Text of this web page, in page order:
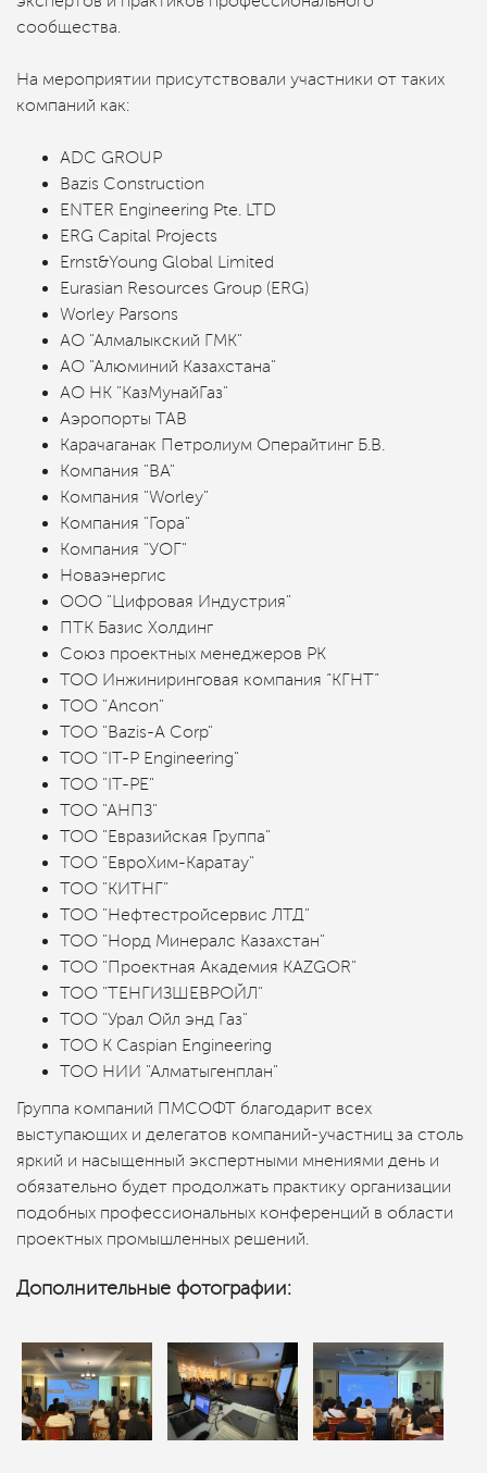
сообщества.
На мероприятии присутствовали участники от таких
компаний как:
ADC GROUP
Bazis Construction
ENTER Engineering Pte. LTD
ERG Capital Projects
Ernst&Young Global Limited
Eurasian Resources Group (ERG)
Worley Parsons
АО "Алмалыкский ГМК"
АО "Алюминий Казахстана"
АО НК "КазМунайГаз"
Аэропорты ТАВ
Карачаганак Петролиум Операйтинг Б.В.
Компания "BA"
Компания "Worley"
Компания "Гора"
Компания "УОГ"
Новаэнергис
ООО "Цифровая Индустрия"
ПТК Базис Холдинг
Союз проектных менеджеров РК
ТОО Инжиниринговая компания “КГНТ”
ТОО "Ancon"
ТОО "Bazis-A Corp"
ТОО "IT-P Engineering"
ТОО "IT-PE"
ТОО "АНПЗ"
ТОО "Евразийская Группа"
ТОО "ЕвроХим-Каратау"
ТОО "КИТНГ"
ТОО "Нефтестройсервис ЛТД"
ТОО "Норд Минералс Казахстан"
ТОО "Проектная Академия KAZGOR"
ТОО "ТЕНГИЗШЕВРОЙЛ"
ТОО "Урал Ойл энд Газ"
ТОО K Caspian Engineering
ТОО НИИ "Алматыгенплан"
Группа компаний ПМСОФТ благодарит всех
выступающих и делегатов компаний-участниц за столь
яркий и насыщенный экспертными мнениями день и
обязательно будет продолжать практику организации
подобных профессиональных конференций в области
проектных промышленных решений.
Дополнительные фотографии: